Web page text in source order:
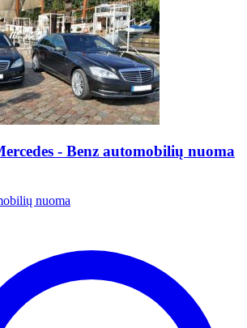
- Benz automobilių nuoma
nuoma